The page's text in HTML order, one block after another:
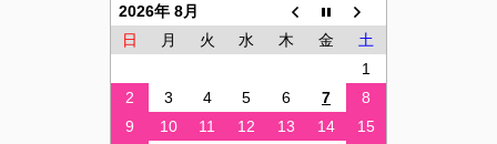
2026年 8月
日
月 火 水 木 金
土
1
2
3 4 5 6 7
8
9
10 11 12 13 14
15